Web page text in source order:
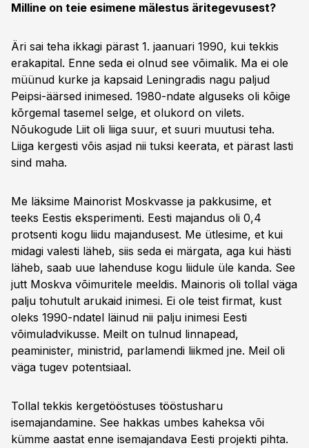
Milline on teie esimene mälestus äritegevusest?
Äri sai teha ikkagi pärast 1. jaanuari 1990, kui tekkis
erakapital. Enne seda ei olnud see võimalik. Ma ei ole
müünud kurke ja kapsaid Leningradis nagu paljud
Peipsi-äärsed inimesed. 1980-ndate alguseks oli kõige
kõrgemal tasemel selge, et olukord on vilets.
Nõukogude Liit oli liiga suur, et suuri muutusi teha.
Liiga kergesti võis asjad nii tuksi keerata, et pärast lasti
sind maha.
Me läksime Mainorist Moskvasse ja pakkusime, et
teeks Eestis eksperimenti. Eesti majandus oli 0,4
protsenti kogu liidu majandusest. Me ütlesime, et kui
midagi valesti läheb, siis seda ei märgata, aga kui hästi
läheb, saab uue lahenduse kogu liidule üle kanda. See
jutt Moskva võimuritele meeldis. Mainoris oli tollal väga
palju tohutult arukaid inimesi. Ei ole teist firmat, kust
oleks 1990-ndatel läinud nii palju inimesi Eesti
võimuladvikusse. Meilt on tulnud linnapead,
peaminister, ministrid, parlamendi liikmed jne. Meil oli
väga tugev potentsiaal.
Tollal tekkis kergetööstuses tööstusharu
isemajandamine. See hakkas umbes kaheksa või
kümme aastat enne isemajandava Eesti projekti pihta.